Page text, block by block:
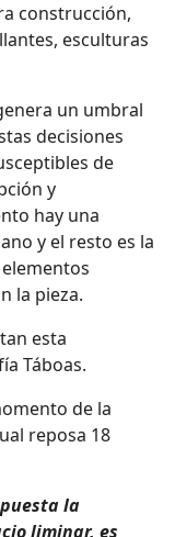
construcción,
esculturas
un umbral
decisiones
de
y
hay una
y el resto es la
la pieza.
esta
Táboas.
de la
reposa 18
la
liminar, es